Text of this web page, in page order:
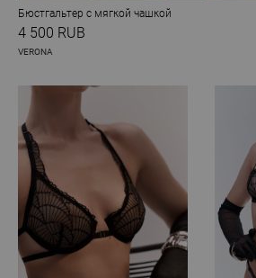
Бюстгальтер с мягкой чашкой
4 500 RUB
VERONA